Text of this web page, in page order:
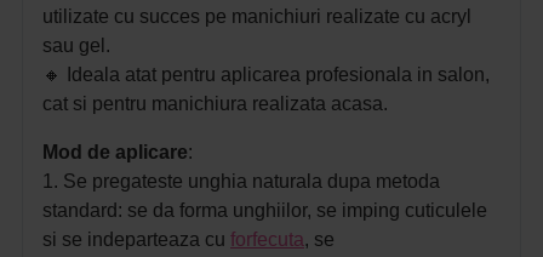
utilizate cu succes pe manichiuri realizate cu acryl
sau gel.
🔸 I deala atat pentru aplicarea profesionala in salon,
cat si pentru manichiura realizata acasa.
Mod de aplicare:
1. Se pregateste unghia naturala dupa metoda
standard: se da forma unghiilor, se imping cuticulele
si se indeparteaza cu forfecuta, se